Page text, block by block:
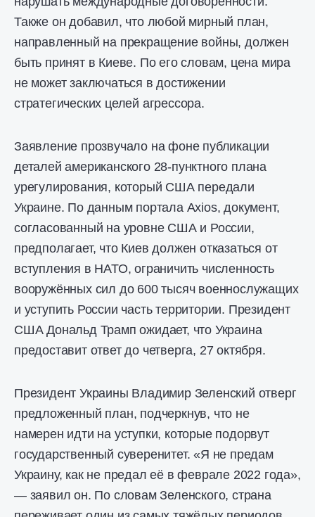
Также он добавил, что любой мирный план,
направленный на прекращение войны, должен
быть принят в Киеве. По его словам, цена мира
не может заключаться в достижении
стратегических целей агрессора.
Заявление прозвучало на фоне публикации
деталей американского 28-пунктного плана
урегулирования, который США передали
Украине. По данным портала Axios, документ,
согласованный на уровне США и России,
предполагает, что Киев должен отказаться от
вступления в НАТО, ограничить численность
вооружённых сил до 600 тысяч военнослужащих
и уступить России часть территории. Президент
США Дональд Трамп ожидает, что Украина
предоставит ответ до четверга, 27 октября.
Президент Украины Владимир Зеленский отверг
предложенный план, подчеркнув, что не
намерен идти на уступки, которые подорвут
государственный суверенитет. «Я не предам
Украину, как не предал её в феврале 2022 года»,
— заявил он. По словам Зеленского, страна